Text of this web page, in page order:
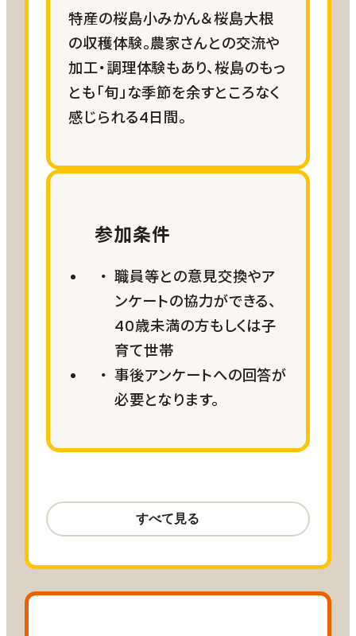
【宿泊場所】以下のうち、いずれかの宿泊施設
参加確定後に各自で手配してください。
①渓谷苑（渓谷荘）［温泉あり］＞詳細はこち
②コテージ銀の湯［温泉あり］＞詳細は
＞詳細は
本城小学校
【参加上限回数】無し(ただし、受け入れ枠が
ある場合に限ります。)
体験メニューは季節によって変わりますので、
日程が決まった時点で可能なメニューを提示
お客様のリクエストにあわせて実施します。
例）秋→フリーダイビング、サイクリング、椿の
冬→マイ足湯づくり、桜島小みかん・桜島大根
【プラン行程例】
一日目＝午後：入島式（ヘルメット貸与）、ビジ
ターセンター等観光ツアー
夜 ：自由時間（フェリーで市街地に渡って市
能）
午後：農業・漁業体験 ※リクエストに応じま
夜 ：調理体験・地元の人と交流（地元食堂・
caféなど）
参加費用に含む
予約は鹿児島市事業者が行います。
現地移動
お客様ご自身で手配
になっていただくことでレンタカー割引
ださい。
食事
お客様ご自身で手配
日程
2026年10月1日（木）～2026年12
/3泊4日以上
お試し二地域プラン詳細
特産の桜島小みかん＆桜島大根
の収穫体験。農家さんとの交流や
加工・調理体験もあり、桜島のもっ
とも「旬」な季節を余すところなく
感じられる4日間。
参加条件
職員等との意見交換やア
ンケートの協力ができる、
40歳未満の方もしくは子
育て世帯
事後アンケートへの回答が
必要となります。
航空サポート
羽田＝鹿児島線 往復20,000
大阪＝鹿児島線 往復15,000 ANA
SKYコイン